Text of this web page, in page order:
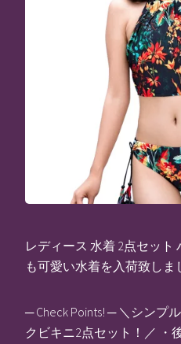
レディース 水着 2点セット
も可愛い水着を入荷致しま
─ Check Points! ─ ＼シンプ
クビキニ2点セット！／ ・